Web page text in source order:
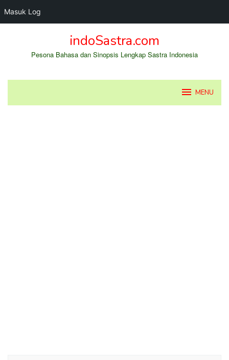
Masuk Log
indoSastra.com
Pesona Bahasa dan Sinopsis Lengkap Sastra Indonesia
MENU